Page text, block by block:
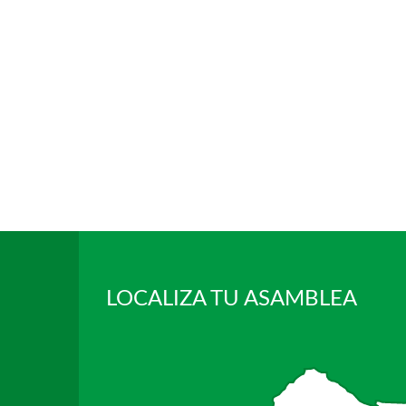
LOCALIZA TU ASAMBLEA